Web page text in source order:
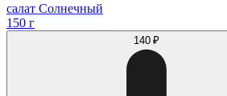
салат Солнечный
150 г
140 ₽